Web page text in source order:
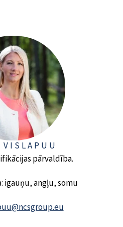
VISLAPUU
pārvaldība.
igauņu, angļu, somu